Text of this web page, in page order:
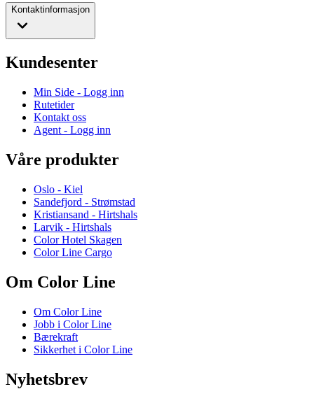
Kontaktinformasjon
Kundesenter
Min Side - Logg inn
Rutetider
Kontakt oss
Agent - Logg inn
Våre produkter
Oslo - Kiel
Sandefjord - Strømstad
Kristiansand - Hirtshals
Larvik - Hirtshals
Color Hotel Skagen
Color Line Cargo
Om Color Line
Om Color Line
Jobb i Color Line
Bærekraft
Sikkerhet i Color Line
Nyhetsbrev